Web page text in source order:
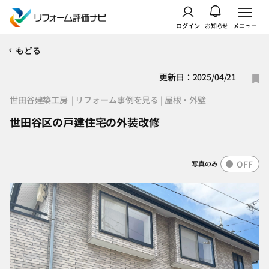
ログイン お知らせ メニュー
もどる
更新日：2025/04/21
世田谷建築工房 | リフォーム事例を見る | 屋根・外壁
世田谷区の戸建住宅の外装改修
写真のみ OFF